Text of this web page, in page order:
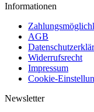
Informationen
AGB
Widerrufsrecht
Impressum
Cookie-
Newsletter